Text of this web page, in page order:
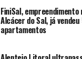
FiniSal,
Alcácer do Sal, já
apartamentos